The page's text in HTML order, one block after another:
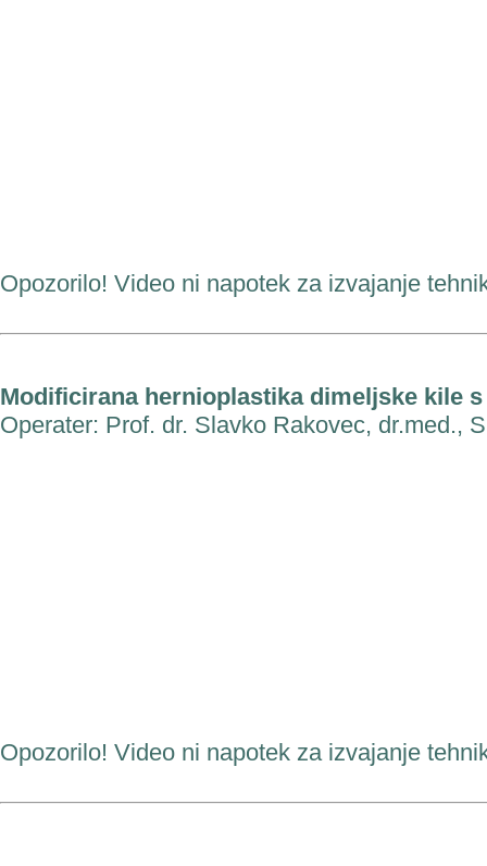
Opozorilo! Video ni napotek za izvajanje
Modificirana hernioplastika dimeljske kile
Operater: Prof. dr. Slavko Rakovec, dr.med.,
Opozorilo! Video ni napotek za izvajanje